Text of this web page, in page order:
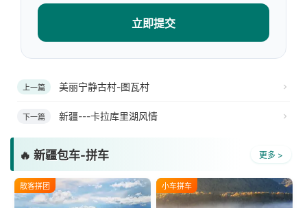
立即提交
上一篇 美丽宁静古村-图瓦村
下一篇 新疆---卡拉库里湖风情
🔥 新疆包车-拼车 更多 >
散客拼团 小车拼车